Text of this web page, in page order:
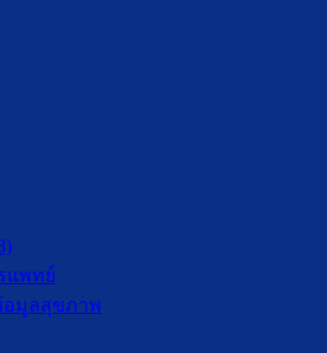
แพทย์
อมูลสุขภาพ